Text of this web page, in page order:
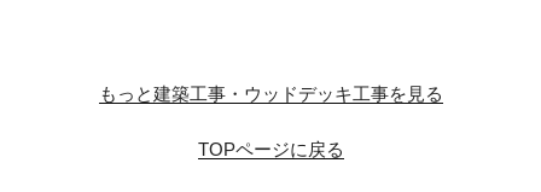
もっと建築工事・ウッドデッキ工事を見る
TOPページに戻る